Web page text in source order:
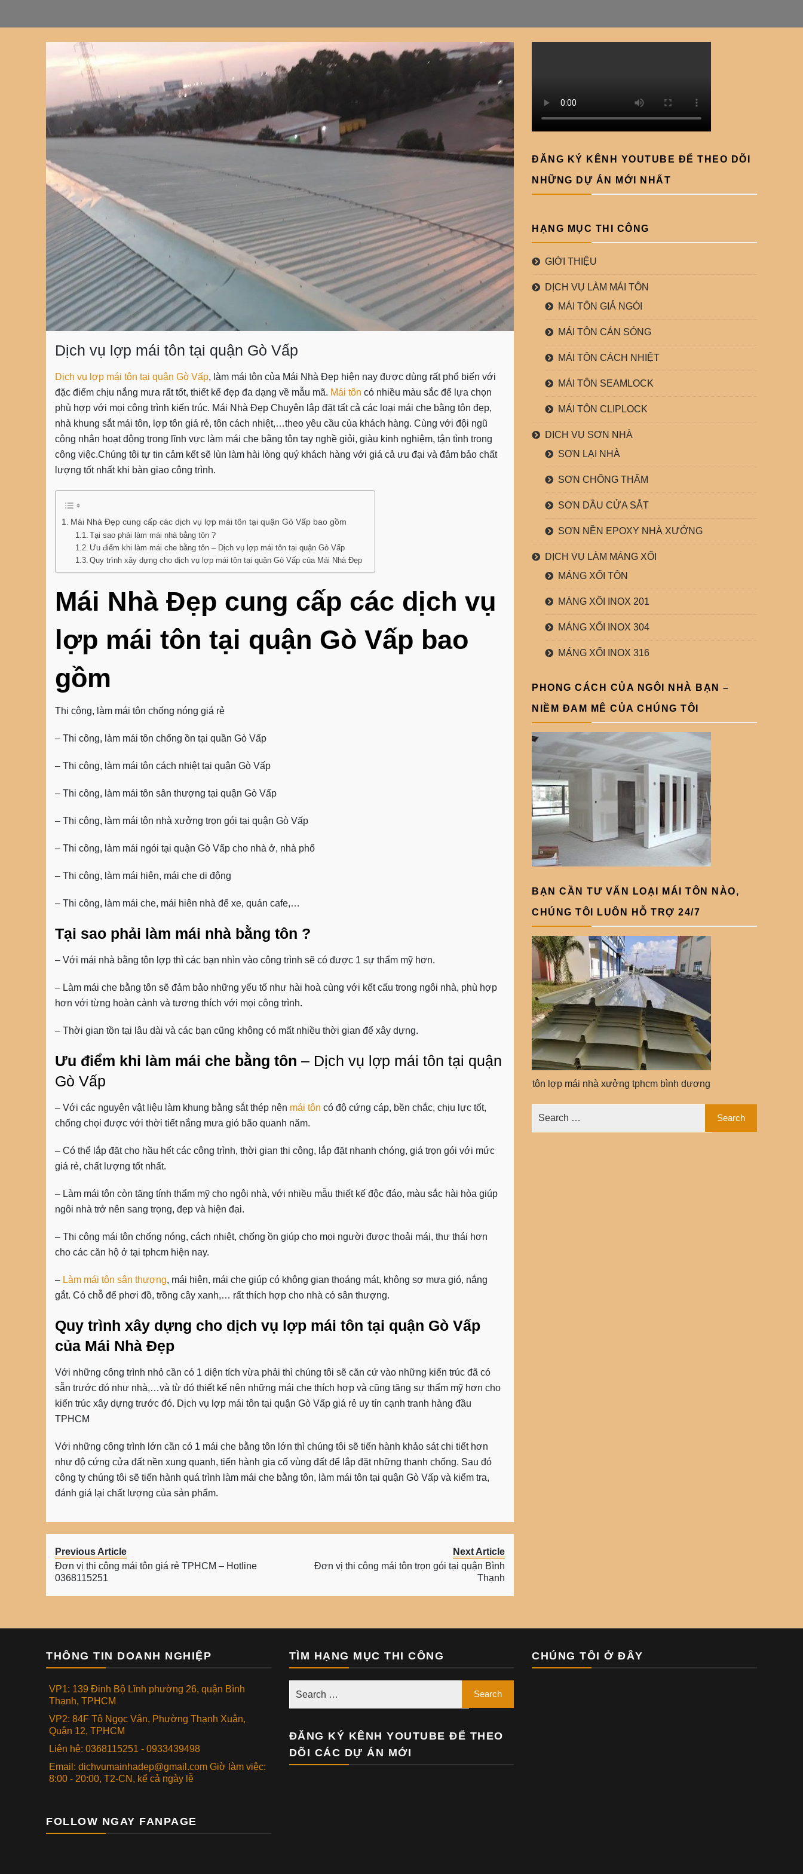
Dịch vụ lợp mái tôn tại quận Gò Vấp
Dịch vụ lợp mái tôn tại quận Gò Vấp, làm mái tôn của Mái Nhà Đẹp hiện nay được dùng rất phổ biến với
đặc điểm chịu nắng mưa rất tốt, thiết kế đẹp đa dạng về mẫu mã. Mái tôn có nhiều màu sắc để lựa chọn
phù hợp với mọi công trình kiến trúc. Mái Nhà Đẹp Chuyên lắp đặt tất cả các loại mái che bằng tôn đẹp,
nhà khung sắt mái tôn, lợp tôn giá rẻ, tôn cách nhiệt,…theo yêu cầu của khách hàng. Cùng với đội ngũ
công nhân hoạt động trong lĩnh vực làm mái che bằng tôn tay nghề giỏi, giàu kinh nghiệm, tận tình trong
công việc.Chúng tôi tự tin cảm kết sẽ lùn làm hài lòng quý khách hàng với giá cả ưu đại và đảm bảo chất
lượng tốt nhất khi bàn giao công trình.
Mái Nhà Đẹp cung cấp các dịch vụ lợp mái tôn tại quận Gò Vấp bao gồm
Tại sao phải làm mái nhà bằng tôn ?
Ưu điểm khi làm mái che bằng tôn – Dịch vụ lợp mái tôn tại quận Gò Vấp
Quy trình xây dựng cho dịch vụ lợp mái tôn tại quận Gò Vấp của Mái Nhà Đẹp
Mái Nhà Đẹp cung cấp các dịch vụ
lợp mái tôn tại quận Gò Vấp bao
gồm
Thi công, làm mái tôn chống nóng giá rẻ
– Thi công, làm mái tôn chống ồn tại quần Gò Vấp
– Thi công, làm mái tôn cách nhiệt tại quận Gò Vấp
– Thi công, làm mái tôn sân thượng tại quận Gò Vấp
– Thi công, làm mái tôn nhà xưởng trọn gói tại quận Gò Vấp
– Thi công, làm mái ngói tại quận Gò Vấp cho nhà ở, nhà phố
– Thi công, làm mái hiên, mái che di động
– Thi công, làm mái che, mái hiên nhà để xe, quán cafe,…
Tại sao phải làm mái nhà bằng tôn ?
– Với mái nhà bằng tôn lợp thì các bạn nhìn vào công trình sẽ có được 1 sự thẩm mỹ hơn.
– Làm mái che bằng tôn sẽ đảm bảo những yếu tố như hài hoà cùng với kết cấu trong ngôi nhà, phù hợp
hơn với từng hoàn cảnh và tương thích với mọi công trình.
– Thời gian tồn tại lâu dài và các bạn cũng không có mất nhiều thời gian để xây dựng.
Ưu điểm khi làm mái che bằng tôn – Dịch vụ lợp mái tôn tại quận
Gò Vấp
– Với các nguyên vật liệu làm khung bằng sắt thép nên mái tôn có độ cứng cáp, bền chắc, chịu lực tốt,
chống chọi được với thời tiết nắng mưa gió bão quanh năm.
– Có thể lắp đặt cho hầu hết các công trình, thời gian thi công, lắp đặt nhanh chóng, giá trọn gói với mức
giá rẻ, chất lượng tốt nhất.
– Làm mái tôn còn tăng tính thẩm mỹ cho ngôi nhà, với nhiều mẫu thiết kế độc đáo, màu sắc hài hòa giúp
ngôi nhà trở nên sang trọng, đẹp và hiện đại.
– Thi công mái tôn chống nóng, cách nhiệt, chống ồn giúp cho mọi người được thoải mái, thư thái hơn
cho các căn hộ ở tại tphcm hiện nay.
– Làm mái tôn sân thượng, mái hiên, mái che giúp có không gian thoáng mát, không sợ mưa gió, nắng
gắt. Có chỗ để phơi đồ, trồng cây xanh,… rất thích hợp cho nhà có sân thượng.
Quy trình xây dựng cho dịch vụ lợp mái tôn tại quận Gò Vấp
của Mái Nhà Đẹp
Với những công trình nhỏ cần có 1 diện tích vừa phải thì chúng tôi sẽ căn cứ vào những kiến trúc đã có
sẵn trước đó như nhà,…và từ đó thiết kế nên những mái che thích hợp và cũng tăng sự thẩm mỹ hơn cho
kiến trúc xây dựng trước đó. Dịch vụ lợp mái tôn tại quận Gò Vấp giá rẻ uy tín cạnh tranh hàng đầu
TPHCM
Với những công trình lớn cần có 1 mái che bằng tôn lớn thì chúng tôi sẽ tiến hành khảo sát chi tiết hơn
như độ cứng cửa đất nền xung quanh, tiến hành gia cố vùng đất để lắp đặt những thanh chống. Sau đó
công ty chúng tôi sẽ tiến hành quá trình làm mái che bằng tôn, làm mái tôn tại quận Gò Vấp và kiểm tra,
đánh giá lại chất lượng của sản phẩm.
Previous Article
Đơn vị thi công mái tôn giá rẻ TPHCM – Hotline
0368115251
Next Article
Đơn vị thi công mái tôn trọn gói tại quận Bình
Thạnh
ĐĂNG KÝ KÊNH YOUTUBE ĐỂ THEO DÕI
NHỮNG DỰ ÁN MỚI NHẤT
HẠNG MỤC THI CÔNG
GIỚI THIỆU
DỊCH VỤ LÀM MÁI TÔN
MÁI TÔN GIẢ NGÓI
MÁI TÔN CÁN SÓNG
MÁI TÔN CÁCH NHIỆT
MÁI TÔN SEAMLOCK
MÁI TÔN CLIPLOCK
DỊCH VỤ SƠN NHÀ
SƠN LẠI NHÀ
SƠN CHỐNG THẤM
SƠN DẦU CỬA SẮT
SƠN NỀN EPOXY NHÀ XƯỞNG
DỊCH VỤ LÀM MÁNG XỐI
MÁNG XỐI TÔN
MÁNG XỐI INOX 201
MÁNG XỐI INOX 304
MÁNG XỐI INOX 316
PHONG CÁCH CỦA NGÔI NHÀ BẠN –
NIỀM ĐAM MÊ CỦA CHÚNG TÔI
BẠN CẦN TƯ VẤN LOẠI MÁI TÔN NÀO,
CHÚNG TÔI LUÔN HỖ TRỢ 24/7
tôn lợp mái nhà xưởng tphcm bình dương
THÔNG TIN DOANH NGHIỆP
VP1: 139 Đinh Bộ Lĩnh phường 26, quận Bình
Thạnh, TPHCM
VP2: 84F Tô Ngọc Vân, Phường Thạnh Xuân,
Quận 12, TPHCM
Liên hệ: 0368115251 - 0933439498
Email: dichvumainhadep@gmail.com Giờ làm việc:
8:00 - 20:00, T2-CN, kể cả ngày lễ
FOLLOW NGAY FANPAGE
TÌM HẠNG MỤC THI CÔNG
ĐĂNG KÝ KÊNH YOUTUBE ĐỂ THEO
DÕI CÁC DỰ ÁN MỚI
CHÚNG TÔI Ở ĐÂY